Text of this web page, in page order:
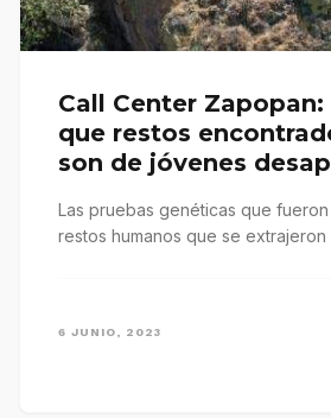
Call Center
que restos
son de jóvenes
Las pruebas genéticas que
restos humanos que se
6 JUNIO, 2023